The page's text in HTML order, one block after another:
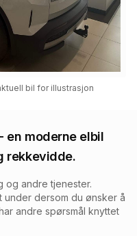
bil for illustrasjon
- en moderne elbil
rekkevidde.
og andre tjenester.
under dersom du ønsker å
andre spørsmål knyttet